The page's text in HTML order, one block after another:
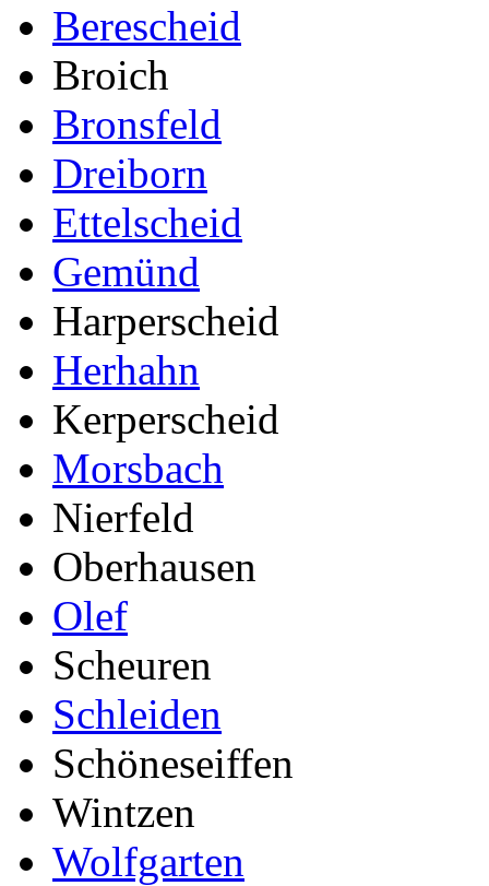
Berescheid
Broich
Bronsfeld
Dreiborn
Ettelscheid
Gemünd
Harperscheid
Herhahn
Kerperscheid
Morsbach
Nierfeld
Oberhausen
Olef
Scheuren
Schleiden
Schöneseiffen
Wintzen
Wolfgarten